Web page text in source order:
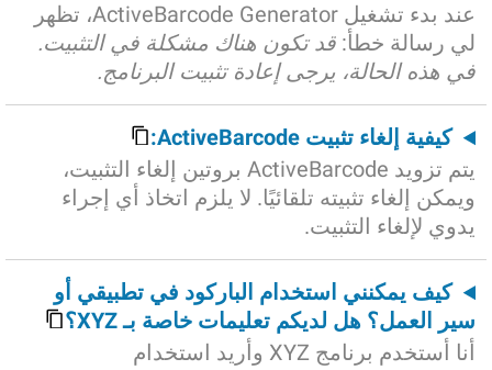
عند بدء تشغيل ActiveBarcode Generator، تظهر
لي رسالة خطأ: قد تكون هناك مشكلة في التثبيت.
في هذه الحالة، يرجى إعادة تثبيت البرنامج.
كيفية إلغاء تثبيت ActiveBarcode:
يتم تزويد ActiveBarcode بروتين إلغاء التثبيت،
ويمكن إلغاء تثبيته تلقائيًا. لا يلزم اتخاذ أي إجراء
يدوي لإلغاء التثبيت.
كيف يمكنني استخدام الباركود في تطبيقي أو
سير العمل؟ هل لديكم تعليمات خاصة بـ XYZ؟
أنا أستخدم برنامج XYZ وأريد استخدام